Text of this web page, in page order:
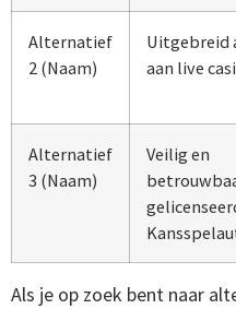
Alternatief
2 (Naam)
Uitgebreid
aan live
Alternatief
3 (Naam)
Veilig en
Als je op zoek bent naar